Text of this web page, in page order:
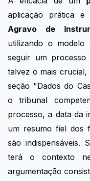
aplicação prática e
Agravo de
utilizando o modelo
seguir um
talvez o mais
seção "Dados do
o tribunal
processo, a data da
um resumo fiel dos
são indispensáveis.
terá o contexto
argumentação